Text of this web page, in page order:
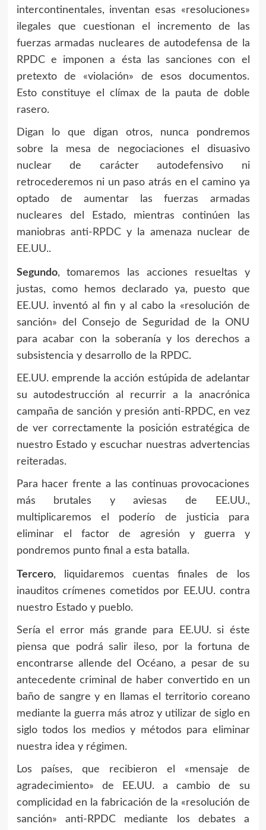
intercontinentales, inventan esas «resoluciones»
ilegales que cuestionan el incremento de las
fuerzas armadas nucleares de autodefensa de la
RPDC e imponen a ésta las sanciones con el
pretexto de «violación» de esos documentos.
Esto constituye el clímax de la pauta de doble
rasero.
Digan lo que digan otros, nunca pondremos
sobre la mesa de negociaciones el disuasivo
nuclear de carácter autodefensivo ni
retrocederemos ni un paso atrás en el camino ya
optado de aumentar las fuerzas armadas
nucleares del Estado, mientras continúen las
maniobras anti-RPDC y la amenaza nuclear de
EE.UU..
Segundo, tomaremos las acciones resueltas y
justas, como hemos declarado ya, puesto que
EE.UU. inventó al fin y al cabo la «resolución de
sanción» del Consejo de Seguridad de la ONU
para acabar con la soberanía y los derechos a
subsistencia y desarrollo de la RPDC.
EE.UU. emprende la acción estúpida de adelantar
su autodestrucción al recurrir a la anacrónica
campaña de sanción y presión anti-RPDC, en vez
de ver correctamente la posición estratégica de
nuestro Estado y escuchar nuestras advertencias
reiteradas.
Para hacer frente a las continuas provocaciones
más brutales y aviesas de EE.UU.,
multiplicaremos el poderío de justicia para
eliminar el factor de agresión y guerra y
pondremos punto final a esta batalla.
Tercero, liquidaremos cuentas finales de los
inauditos crímenes cometidos por EE.UU. contra
nuestro Estado y pueblo.
Sería el error más grande para EE.UU. si éste
piensa que podrá salir ileso, por la fortuna de
encontrarse allende del Océano, a pesar de su
antecedente criminal de haber convertido en un
baño de sangre y en llamas el territorio coreano
mediante la guerra más atroz y utilizar de siglo en
siglo todos los medios y métodos para eliminar
nuestra idea y régimen.
Los países, que recibieron el «mensaje de
agradecimiento» de EE.UU. a cambio de su
complicidad en la fabricación de la «resolución de
sanción» anti-RPDC mediante los debates a